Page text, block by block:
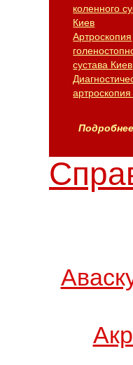
коленного
Киев
Артроскопия
сустава Киев